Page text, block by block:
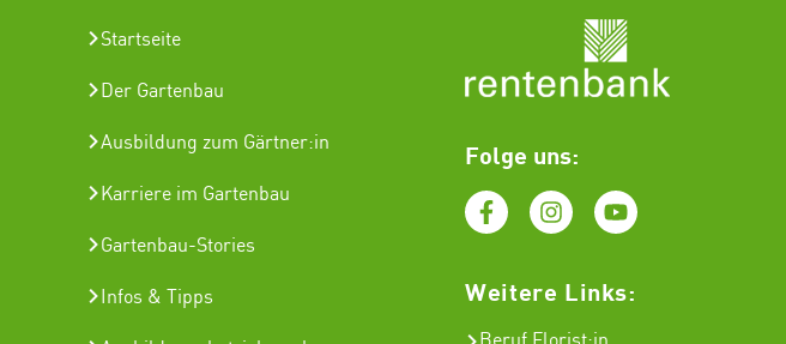
Startseite
Der Gartenbau
Ausbildung zum Gärtner:in
Karriere im Gartenbau
Gartenbau-Stories
Infos & Tipps
Folge uns:
Weitere Links: